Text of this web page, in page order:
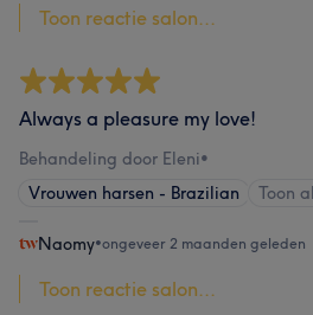
Toon reactie salon...
Always a pleasure my love!
Behandeling door Eleni•
Vrouwen harsen - Brazilian
Toon
Naomy•ongeveer 2 maanden geleden
Toon reactie salon...